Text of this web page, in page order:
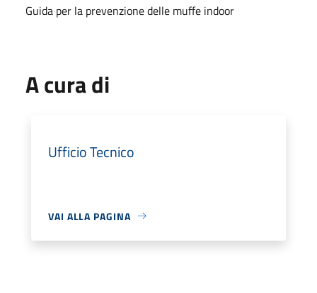
Guida per la prevenzione delle muffe indoor
A cura di
Ufficio Tecnico
VAI ALLA PAGINA